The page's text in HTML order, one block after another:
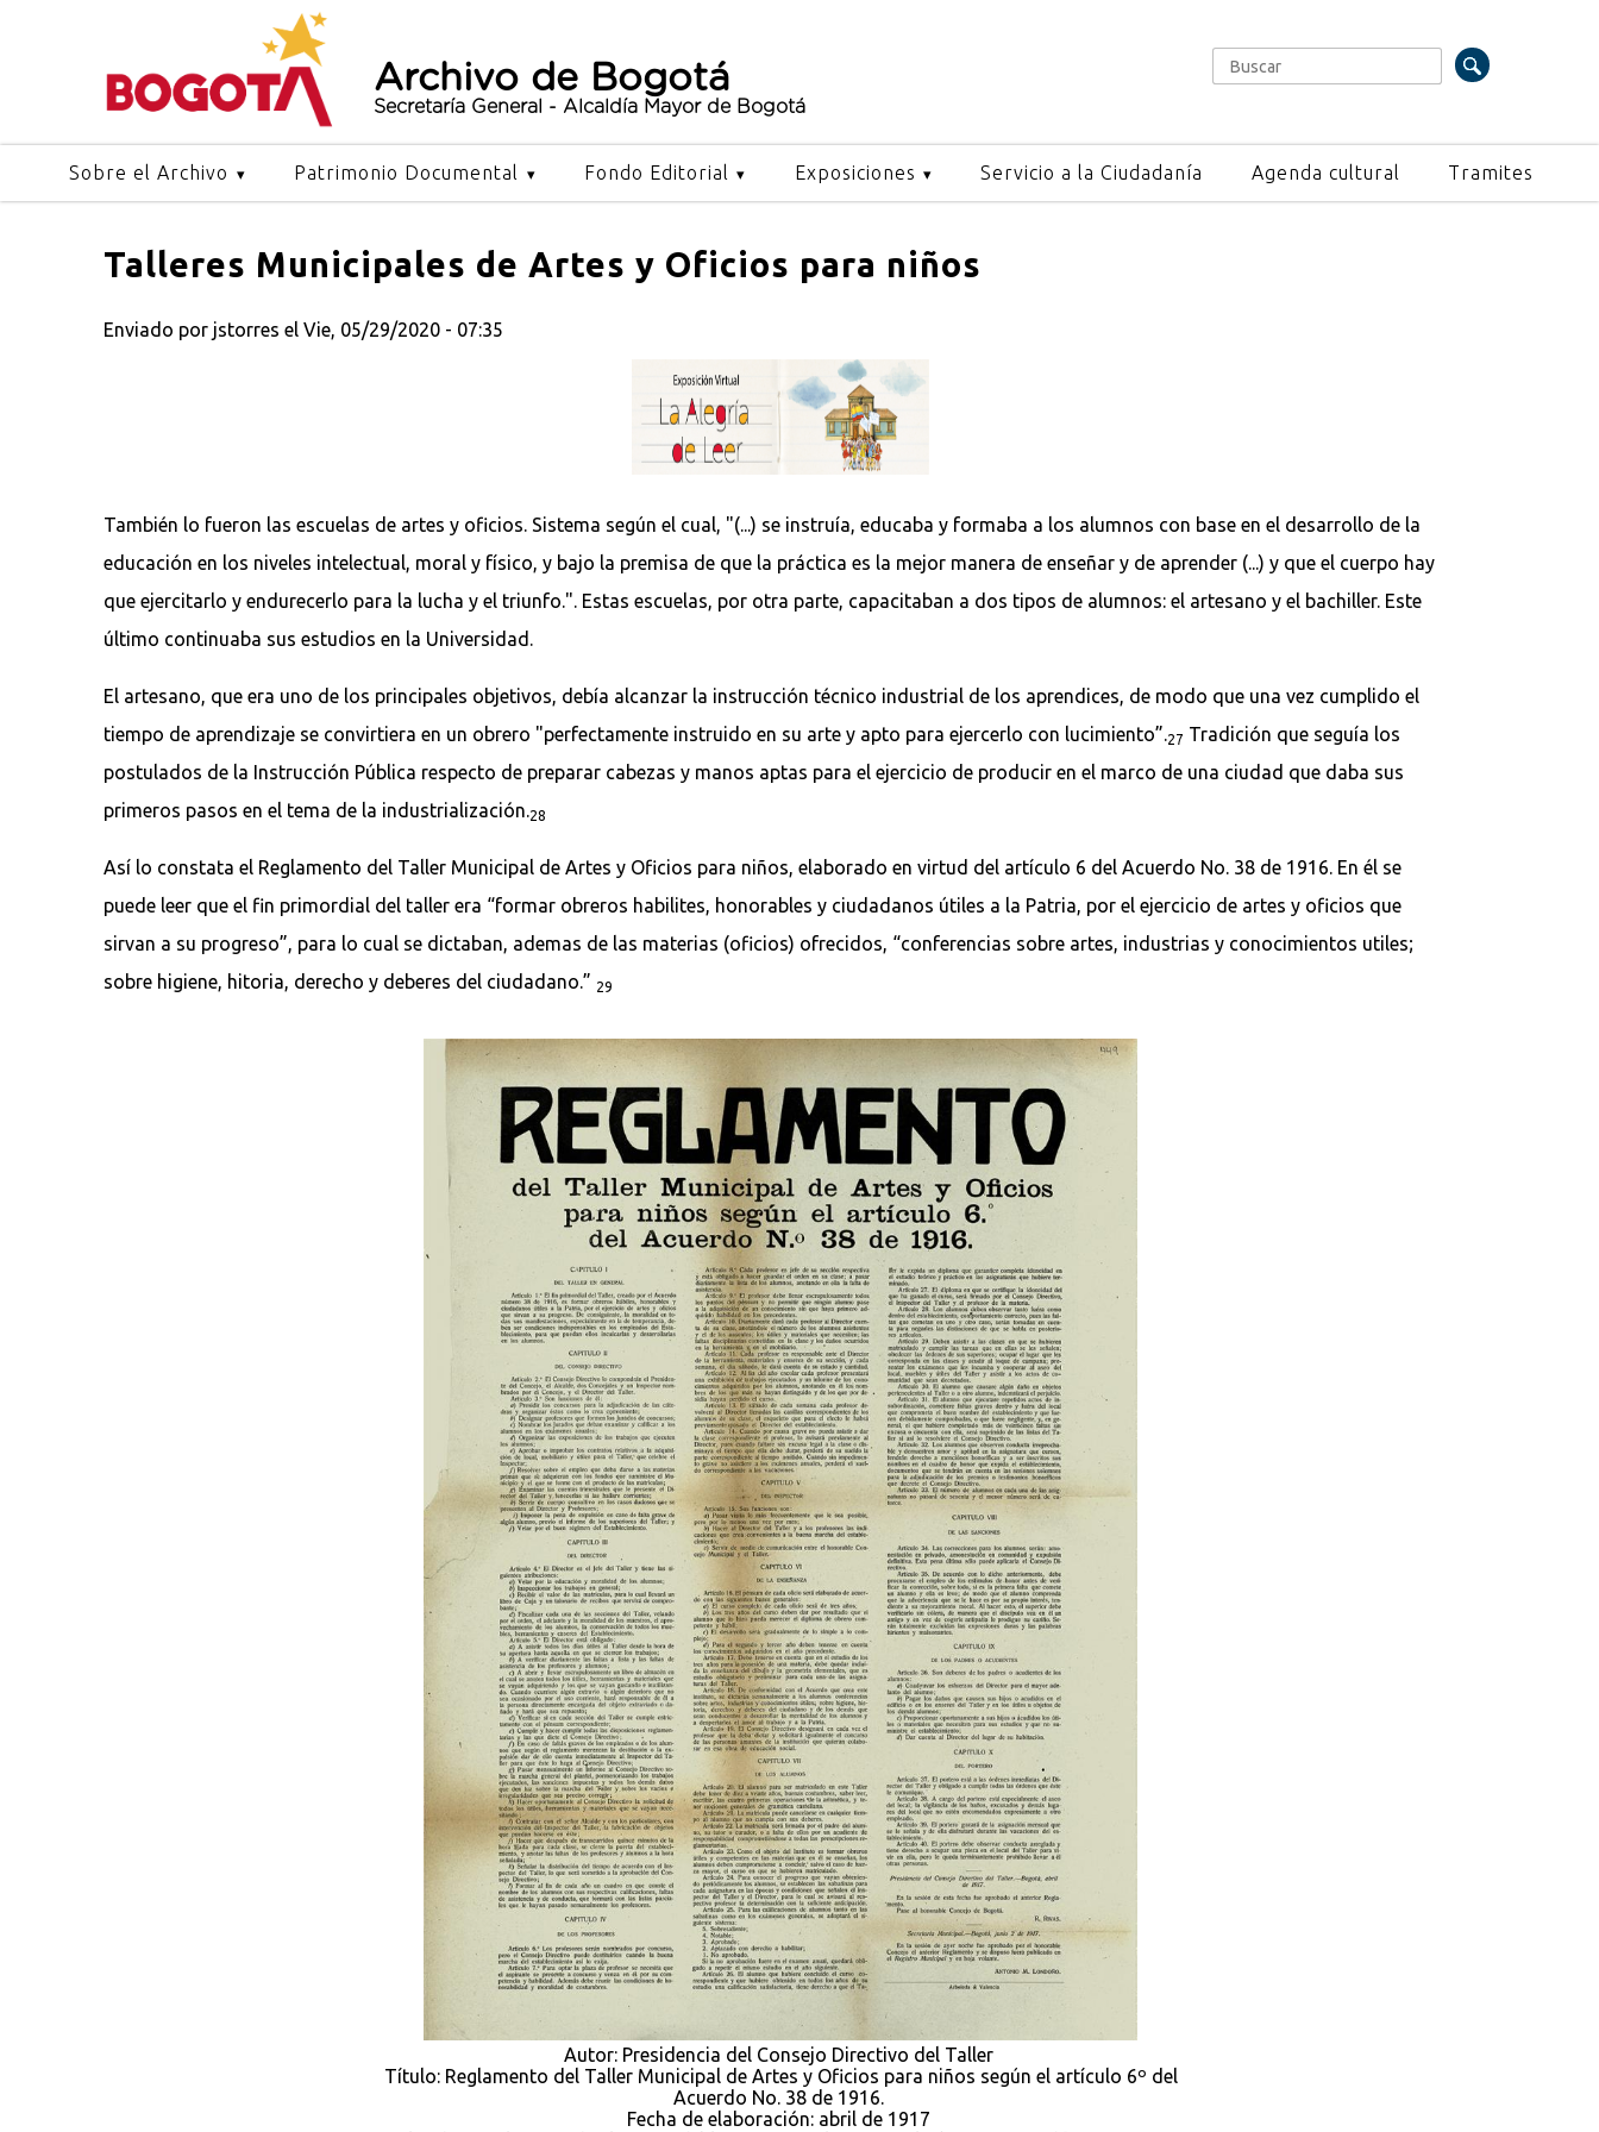
Archivo de Bogotá
Secretaría General - Alcaldía Mayor de Bogotá
Formulario de búsqueda
Buscar
Sobre el Archivo Patrimonio Documental Fondo Editorial Exposiciones Servicio a la Ciudadanía Agenda cultural Tramites
Talleres Municipales de Artes y Oficios para niños
Enviado por jstorres el Vie, 05/29/2020 - 07:35
También lo fueron las escuelas de artes y oficios. Sistema según el cual, "(...) se instruía, educaba y formaba a los alumnos con base en el desarrollo de la
educación en los niveles intelectual, moral y físico, y bajo la premisa de que la práctica es la mejor manera de enseñar y de aprender (...) y que el cuerpo hay
que ejercitarlo y endurecerlo para la lucha y el triunfo.". Estas escuelas, por otra parte, capacitaban a dos tipos de alumnos: el artesano y el bachiller. Este
último continuaba sus estudios en la Universidad.
El artesano, que era uno de los principales objetivos, debía alcanzar la instrucción técnico industrial de los aprendices, de modo que una vez cumplido el
tiempo de aprendizaje se convirtiera en un obrero "perfectamente instruido en su arte y apto para ejercerlo con lucimiento”. 27 Tradición que seguía los
postulados de la Instrucción Pública respecto de preparar cabezas y manos aptas para el ejercicio de producir en el marco de una ciudad que daba sus
primeros pasos en el tema de la industrialización. 28
Así lo constata el Reglamento del Taller Municipal de Artes y Oficios para niños, elaborado en virtud del artículo 6 del Acuerdo No. 38 de 1916. En él se
puede leer que el fin primordial del taller era “formar obreros habilites, honorables y ciudadanos útiles a la Patria, por el ejercicio de artes y oficios que
sirvan a su progreso”, para lo cual se dictaban, ademas de las materias (oficios) ofrecidos, “conferencias sobre artes, industrias y conocimientos utiles;
sobre higiene, hitoria, derecho y deberes del ciudadano.” 29
Autor: Presidencia del Consejo Directivo del Taller
Título: Reglamento del Taller Municipal de Artes y Oficios para niños según el artículo 6º del
Acuerdo No. 38 de 1916.
Fecha de elaboración: abril de 1917